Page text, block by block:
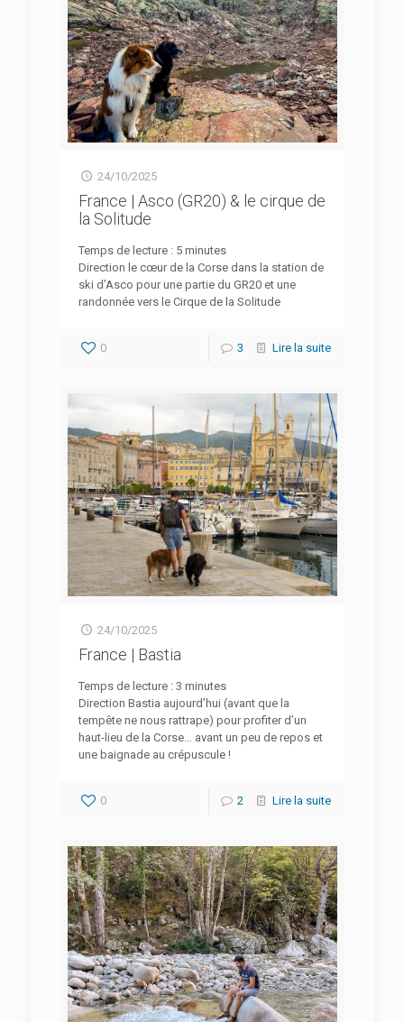
24/10/2025
France | Asco (GR20) & le cirque de
la Solitude
Temps de lecture : 5 minutes
Direction le cœur de la Corse dans la station de
ski d’Asco pour une partie du GR20 et une
randonnée vers le Cirque de la Solitude
0 3 Lire la suite
24/10/2025
France | Bastia
Temps de lecture : 3 minutes
Direction Bastia aujourd’hui (avant que la
tempête ne nous rattrape) pour profiter d’un
haut-lieu de la Corse… avant un peu de repos et
une baignade au crépuscule !
0 2 Lire la suite